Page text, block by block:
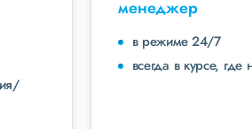
менеджер
в режиме 24/7
всегда в курсе, где